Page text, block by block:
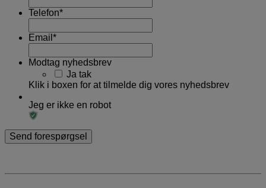
Telefon*
Email *
Modtag nyhedsbrev
Ja tak
Klik i boxen for at tilmelde dig vores nyhedsbrev
Jeg er ikke en robot